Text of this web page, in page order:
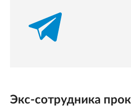
Экс-сотрудника